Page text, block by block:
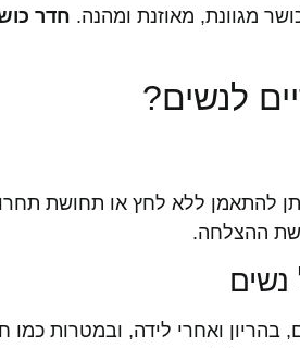
מגוונת, מאוזנת ומהנה. חדר
לנשים?
להתאמן ללא לחץ או תחושת
ההצלחה.
בהריון ואחרי לידה, ובמטרות